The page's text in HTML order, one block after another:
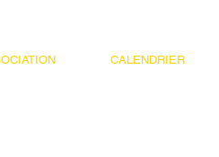
CALENDRIER